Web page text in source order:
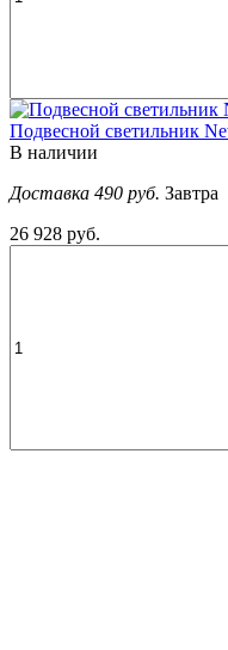
Подвесной светильник
В наличии
Доставка 490 руб. Завтра
26 928 руб.